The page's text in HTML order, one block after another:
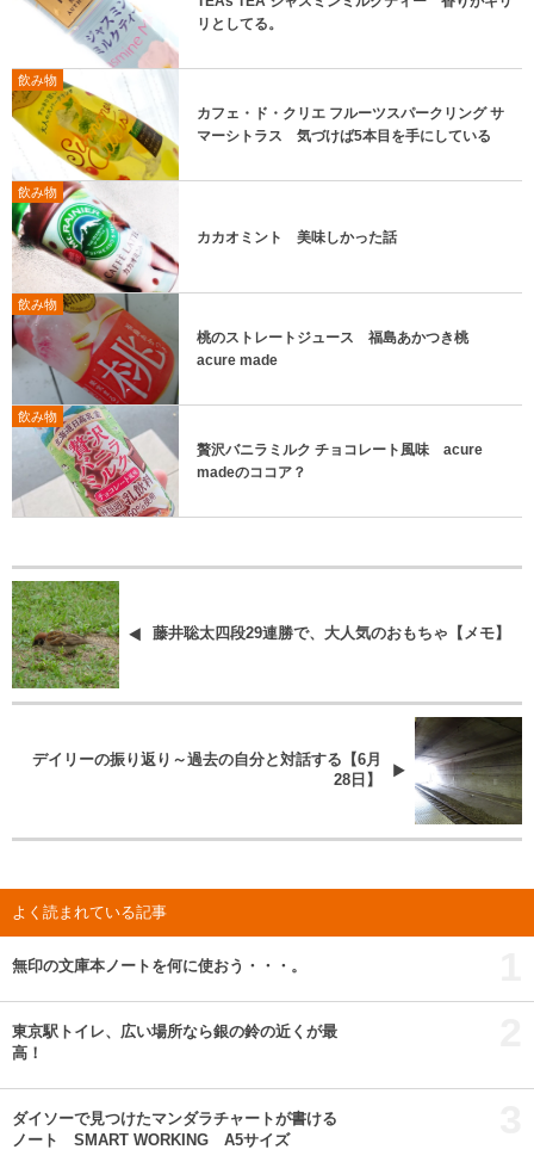
リとしてる。
飲み物
カフェ・ド・クリエ フルーツスパークリング サ
マーシトラス 気づけば5本目を手にしている
飲み物
カカオミント 美味しかった話
飲み物
桃のストレートジュース 福島あかつき桃
acure made
飲み物
贅沢バニラミルク チョコレート風味 acure
madeのココア？
藤井聡太四段29連勝で、大人気のおもちゃ【メモ】
デイリーの振り返り～過去の自分と対話する【6月
28日】
よく読まれている記事
無印の文庫本ノートを何に使おう・・・。
東京駅トイレ、広い場所なら銀の鈴の近くが最
高！
ダイソーで見つけたマンダラチャートが書ける
ノート SMART WORKING A5サイズ